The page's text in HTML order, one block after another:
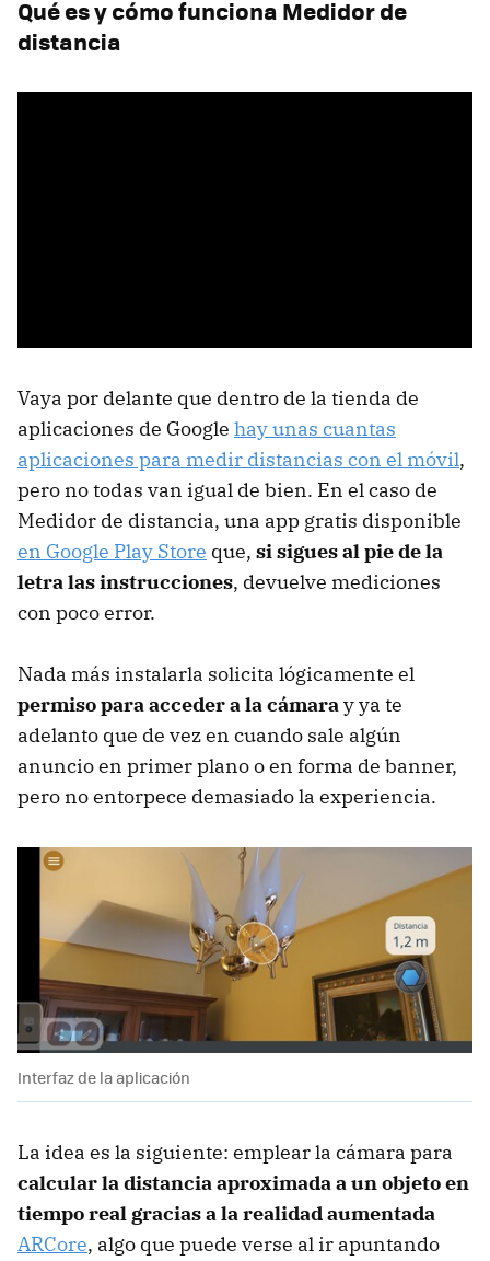
Qué es y cómo funciona Medidor de
distancia
Vaya por delante que dentro de la tienda de
aplicaciones de Google hay unas cuantas
aplicaciones para medir distancias con el móvil,
pero no todas van igual de bien. En el caso de
Medidor de distancia, una app gratis disponible
en Google Play Store que, si sigues al pie de la
letra las instrucciones, devuelve mediciones
con poco error.
Nada más instalarla solicita lógicamente el
permiso para acceder a la cámaray ya te
adelanto que de vez en cuando sale algún
anuncio en primer plano o en forma de banner,
pero no entorpece demasiado la experiencia.
Interfaz de la aplicación
La idea es la siguiente: emplear la cámara para
calcular la distancia aproximada a un objeto en
tiempo real gracias a la realidad aumentada
ARCore, algo que puede verse al ir apuntando